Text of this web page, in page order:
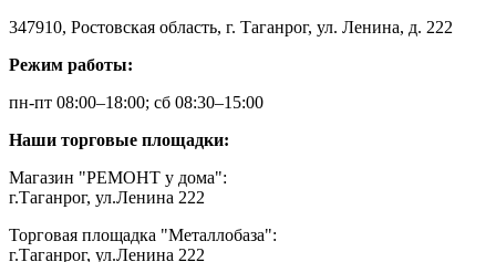
347910, Ростовская область, г. Таганрог, ул. Ленина, д. 222
Режим работы:
пн-пт 08:00–18:00; сб 08:30–15:00
Наши торговые площадки:
Магазин "РЕМОНТ у дома":
г.Таганрог, ул.Ленина 222
Торговая площадка "Металлобаза":
г.Таганрог, ул.Ленина 222